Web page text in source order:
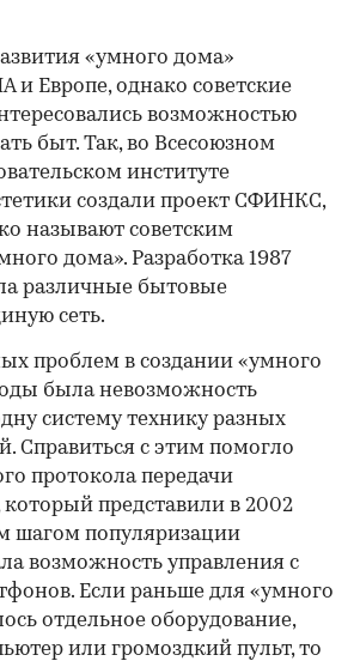
«умного дома»
и Европе, однако советские
возможностью
быт. Так, во Всесоюзном
институте
создали проект СФИНКС,
называют советским
дома». Разработка 1987
различные бытовые
сеть.
проблем в создании «умного
была невозможность
систему технику разных
Справиться с этим помогло
протокола передачи
представили в 2002
шагом популяризации
возможность управления с
Если раньше для «умного
отдельное оборудование,
или громоздкий пульт, то